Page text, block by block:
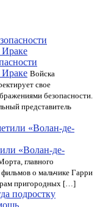
Ираке Войска
свое
безопасности.
представитель
«Волан-де-
главного
о мальчике Гарри
пригородных […]